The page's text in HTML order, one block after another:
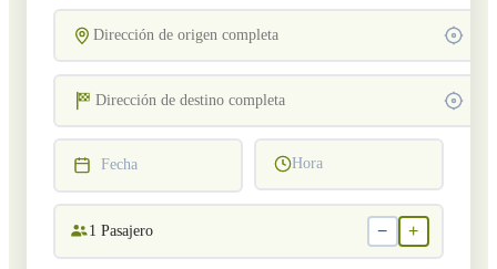
Fecha Hora
1 Pasajero − +